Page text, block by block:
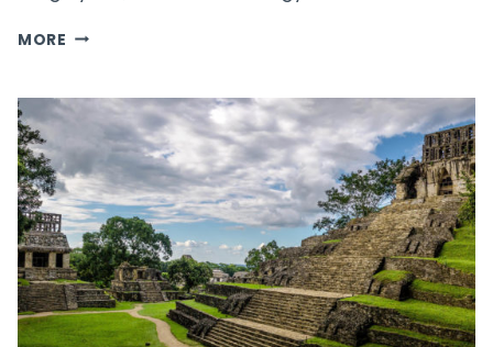
MORE HACIENDA
REGGELI
MEXIKÓI
LUXUSBIRTOKON